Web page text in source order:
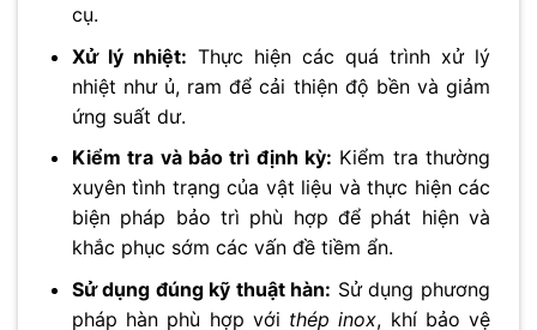
cụ.
Xử lý nhiệt: Thực hiện các quá trình xử lý
nhiệt như ủ, ram để cải thiện độ bền và giảm
ứng suất dư.
Kiểm tra và bảo trì định kỳ: Kiểm tra thường
xuyên tình trạng của vật liệu và thực hiện các
biện pháp bảo trì phù hợp để phát hiện và
khắc phục sớm các vấn đề tiềm ẩn.
Sử dụng đúng kỹ thuật hàn: Sử dụng phương
pháp hàn phù hợp với thép inox, khí bảo vệ